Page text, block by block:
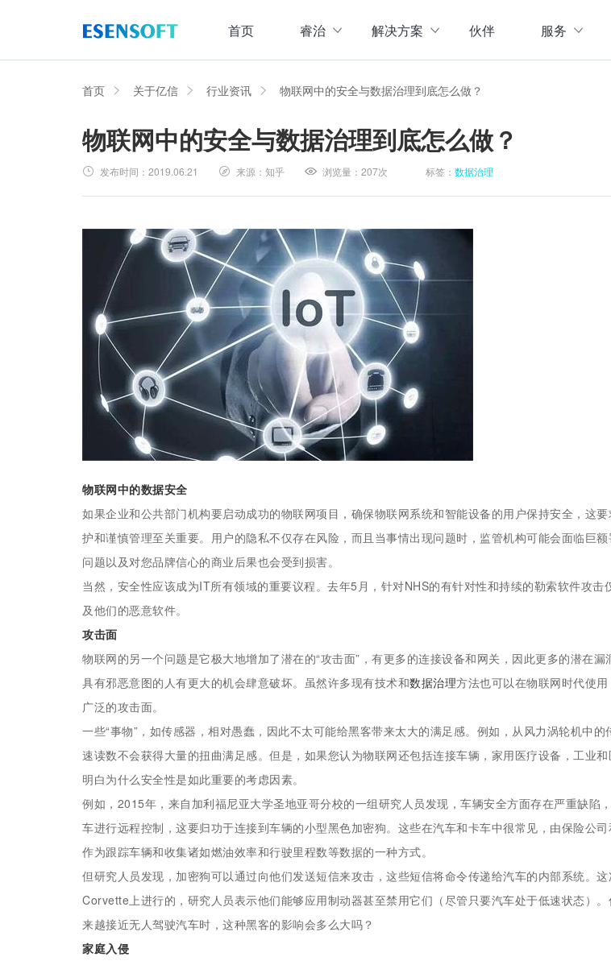
首页 睿治
睿治智能数据治理平台
数据采集
数据集成管理
数据建模与ETF设计，实现数据集中
数据交换管理
数据整合交换，让数据畅通流转
数据存储
实时计算存储
企业级实时大数据管理，支撑实时决
解决方案
数据治理全域解决方案
大数据治理方案
从采、存、管、用四大方面构建数据治理体系，实现数字化经营
大数据资产管理方案
主数据管理方案
主数据全生命周期管理，保障主数据一致性、权威性、共享性，提高企业运营效率
数据标准化及质量管控方案
集元数据采集和规整、数据标准建立与评估、数据质量管控与跟踪等场景应用于一体
伙伴 服务
首页 关于亿信 行业资讯 物联网中的安全与数据治理到底怎么做？
物联网中的安全与数据治理到底怎么做？
发布时间： 2019.06.21 来源： 知乎 浏览量： 207次 标签： 数据治理
物联网中的数据安全
如果企业和公共部门机构要启动成功的物联网项目，确保物联网系统和智能设备的用户保持安全，这
护和谨慎管理至关重要。用户的隐私不仅存在风险，而且当事情出现问题时，监管机构可能会面临巨
问题以及对您品牌信心的商业后果也会受到损害。
当然，安全性应该成为IT所有领域的重要议程。去年5月，针对NHS的有针对性和持续的勒索软件攻击
及他们的恶意软件。
攻击面
物联网的另一个问题是它极大地增加了潜在的“攻击面”，有更多的连接设备和网关，因此更多的潜在漏
具有邪恶意图的人有更大的机会肆意破坏。虽然许多现有技术和数据治理方法也可以在物联网时代使
广泛的攻击面。
一些“事物”，如传感器，相对愚蠢，因此不太可能给黑客带来太大的满足感。例如，从风力涡轮机中的
速读数不会获得大量的扭曲满足感。但是，如果您认为物联网还包括连接车辆，家用医疗设备，工业
明白为什么安全性是如此重要的考虑因素。
例如，2015年，来自加利福尼亚大学圣地亚哥分校的一组研究人员发现，车辆安全方面存在严重缺陷
车进行远程控制，这要归功于连接到车辆的小型黑色加密狗。这些在汽车和卡车中很常见，由保险公司
作为跟踪车辆和收集诸如燃油效率和行驶里程数等数据的一种方式。
但研究人员发现，加密狗可以通过向他们发送短信来攻击，这些短信将命令传递给汽车的内部系统。
Corvette上进行的，研究人员表示他们能够应用制动器甚至禁用它们（尽管只要汽车处于低速状态）
来越接近无人驾驶汽车时，这种黑客的影响会多么大吗？
家庭入侵